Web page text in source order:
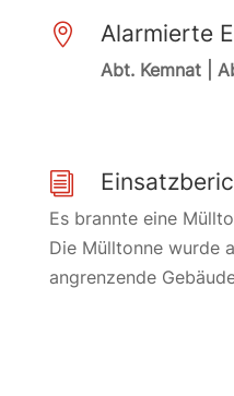
 Alarmierte
Abt. Kemnat |
i
Es brannte eine
Die Mülltonne wurde
angrenzende